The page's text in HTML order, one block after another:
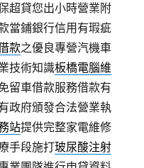
超貸您出小時營業附
當鋪銀行信用有瑕疵
款之優良專營汽機車
技術知識板橋電腦維
留車借款服務借款有
政府頒發合法營業執
站提供完整家電維修
手段施打玻尿酸注射